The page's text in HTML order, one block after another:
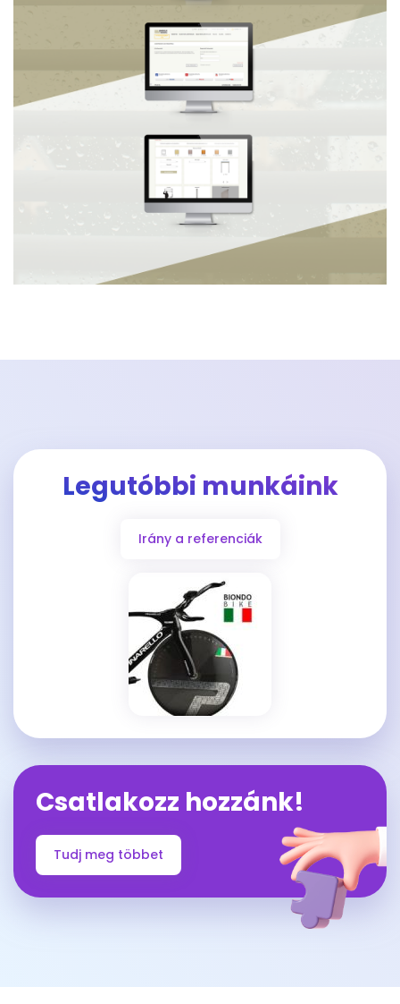
Legutóbbi munkáink
Irány a referenciák
Csatlakozz hozzánk!
Tudj meg többet